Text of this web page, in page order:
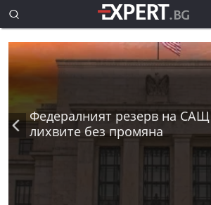
Федералният резерв на САЩ
лихвите без промяна